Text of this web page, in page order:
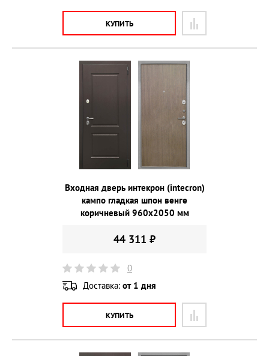
КУПИТЬ
Входная дверь интекрон (intecron)
кампо гладкая шпон венге
коричневый 960х2050 мм
44 311 ₽
0
Доставка: от 1 дня
КУПИТЬ